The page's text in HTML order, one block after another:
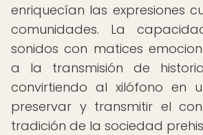
enriquecían las expresiones
comunidades. La
sonidos con matices
a la transmisión de
convirtiendo al xilófono en
preservar y transmitir el
tradición de la sociedad